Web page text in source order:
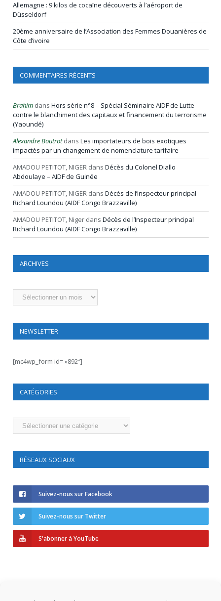
Allemagne : 9 kilos de cocaïne découverts à l’aéroport de
Düsseldorf
20ème anniversaire de l’Association des Femmes Douanières de
Côte d’ivoire
COMMENTAIRES RÉCENTS
Brahim dans Hors série n°8 – Spécial Séminaire AIDF de Lutte
contre le blanchiment des capitaux et financement du terrorisme
(Yaoundé)
Alexandre Boutrotdans Les importateurs de bois exotiques
impactés par un changement de nomenclature tarifaire
AMADOU PETITOT, NIGER dans Décès du Colonel Diallo
Abdoulaye – AIDF de Guinée
AMADOU PETITOT, NIGER dans Décès de l’Inspecteur principal
Richard Loundou (AIDF Congo Brazzaville)
AMADOU PETITOT, Niger dans Décès de l’Inspecteur principal
Richard Loundou (AIDF Congo Brazzaville)
ARCHIVES
Archives
NEWSLETTER
[mc4wp_form id= »892″]
CATÉGORIES
Catégories
RÉSEAUX SOCIAUX
Suivez-nous sur Facebook
Suivez-nous sur Twitter
S'abonner à YouTube